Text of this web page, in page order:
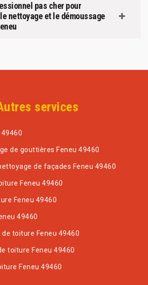
pas cher pour
nettoyage et le démoussage
services
de gouttières Feneu 49460
de façades Feneu 49460
Feneu 49460
Feneu 49460
49460
toiture Feneu 49460
toiture Feneu 49460
Feneu 49460